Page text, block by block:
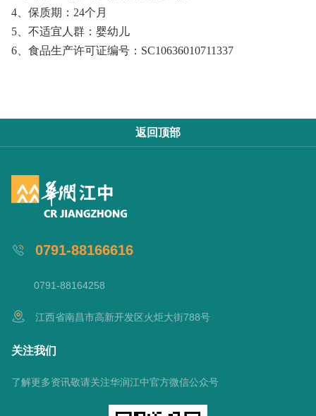
4、保质期：24个月
5、不适宜人群：婴幼儿
6、食品生产许可证编号：SC10636010711337
返回顶部
0791-88166616
0791-88164258
江西省南昌市高新开发区火炬大街788号
关注我们
了解更多资讯敬请关注华润江中官方微信公众号